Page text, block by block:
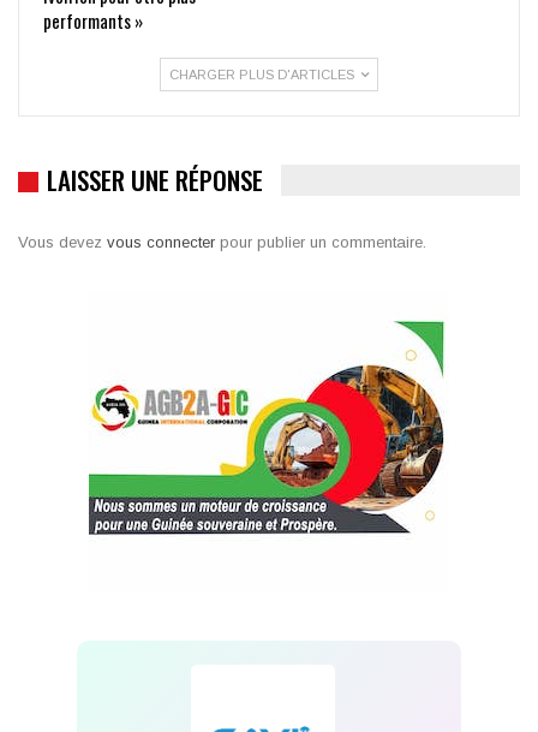
performants »
CHARGER PLUS D'ARTICLES
LAISSER UNE RÉPONSE
Vous devez vous connecter pour publier un commentaire.